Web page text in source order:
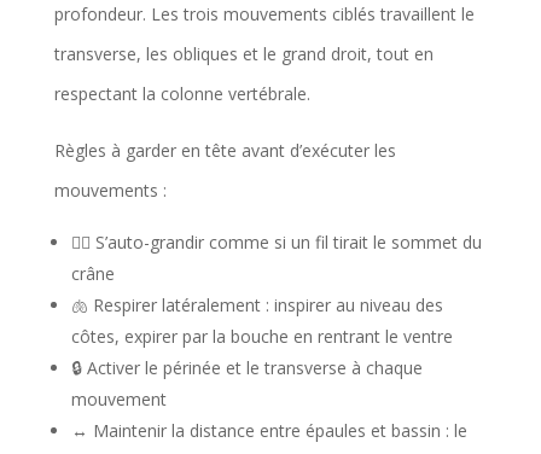
profondeur. Les trois mouvements ciblés travaillent le
transverse, les obliques et le grand droit, tout en
respectant la colonne vertébrale.
Règles à garder en tête avant d’exécuter les
mouvements :
🧘‍♀️ S’auto-grandir comme si un fil tirait le sommet du
crâne
🫁 Respirer latéralement : inspirer au niveau des
côtes, expirer par la bouche en rentrant le ventre
🔒 Activer le périnée et le transverse à chaque
mouvement
↔️ Maintenir la distance entre épaules et bassin : le